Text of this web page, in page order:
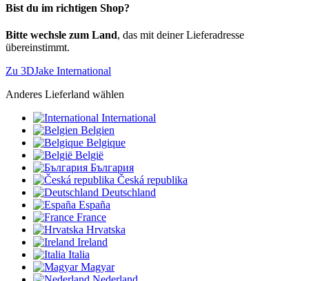
Bist du im richtigen Shop?
Bitte wechsle zum Land, das mit deiner Lieferadresse
übereinstimmt.
Zu 3DJake International
Anderes Lieferland wählen
International
Belgien
Belgique
België
България
Česká republika
Deutschland
España
France
Hrvatska
Ireland
Italia
Magyar